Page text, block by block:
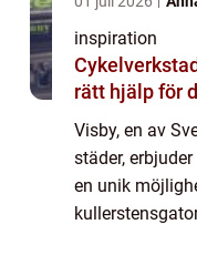
inspiration
Cykelverkstad i
rätt hjälp för
Visby, en av
städer,
en unik